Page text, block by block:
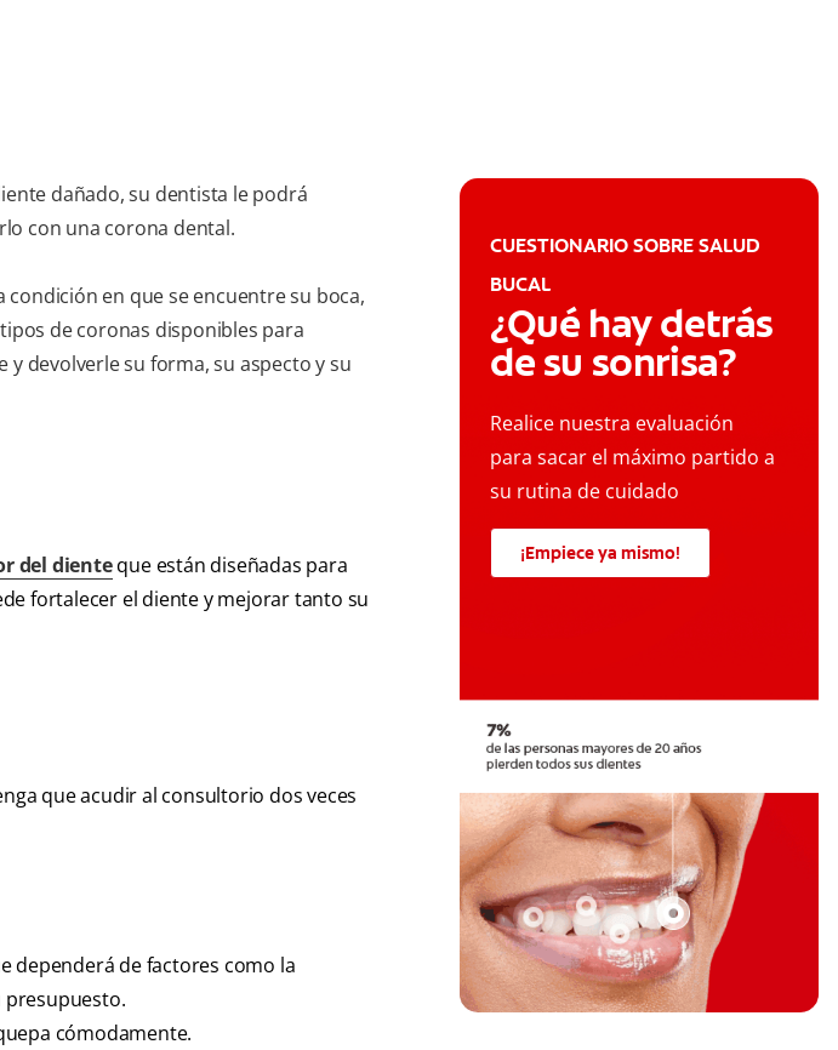
dañado, su dentista le podrá
con una corona dental.
condición en que se encuentre su boca,
de coronas disponibles para
y devolverle su forma, su aspecto y su
del dienteque están diseñadas para
fortalecer el diente y mejorar tanto su
que acudir al consultorio dos veces
dependerá de factores como la
presupuesto.
cómodamente.
CUESTIONARIO SOBRE SALUD
BUCAL
¿Qué hay detrás
de su sonrisa?
Realice nuestra evaluación
para sacar el máximo partido a
su rutina de cuidado
¡Empiece ya mismo!